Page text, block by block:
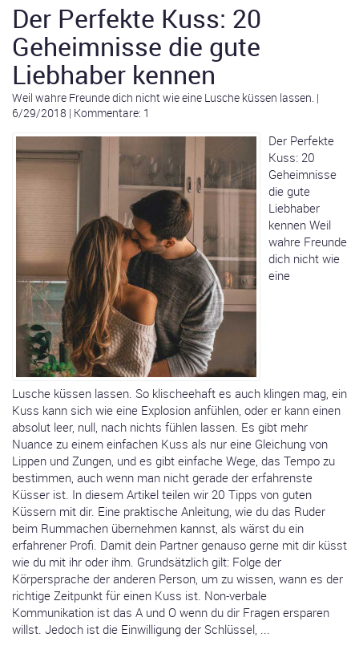
Der Perfekte Kuss: 20
Geheimnisse die gute
Liebhaber kennen
Weil wahre Freunde dich nicht wie eine Lusche küssen lassen. |
6/29/2018 | Kommentare: 1
Der Perfekte
Kuss: 20
Geheimnisse
die gute
Liebhaber
kennen Weil
wahre Freunde
dich nicht wie
eine
Lusche küssen lassen. So klischeehaft es auch klingen mag, ein
Kuss kann sich wie eine Explosion anfühlen, oder er kann einen
absolut leer, null, nach nichts fühlen lassen. Es gibt mehr
Nuance zu einem einfachen Kuss als nur eine Gleichung von
Lippen und Zungen, und es gibt einfache Wege, das Tempo zu
bestimmen, auch wenn man nicht gerade der erfahrenste
Küsser ist. In diesem Artikel teilen wir 20 Tipps von guten
Küssern mit dir. Eine praktische Anleitung, wie du das Ruder
beim Rummachen übernehmen kannst, als wärst du ein
erfahrener Profi. Damit dein Partner genauso gerne mit dir küsst
wie du mit ihr oder ihm. Grundsätzlich gilt: Folge der
Körpersprache der anderen Person, um zu wissen, wann es der
richtige Zeitpunkt für einen Kuss ist. Non-verbale
Kommunikation ist das A und O wenn du dir Fragen ersparen
willst. Jedoch ist die Einwilligung der Schlüssel, ...